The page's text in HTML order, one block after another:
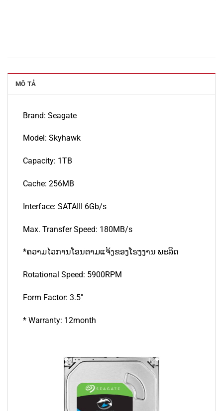
MÔ TẢ
Brand: Seagate
Model: Skyhawk
Capacity: 1TB
Cache: 256MB
Interface: SATAIII 6Gb/s
Max. Transfer Speed: 180MB/s
*ຄວາມໄວການໂອນຕາມແຈ້ງຂອງໂຮງງານ ພະລິດ
Rotational Speed: 5900RPM
Form Factor: 3.5″
* Warranty: 12month